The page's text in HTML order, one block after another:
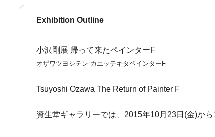
Exhibition Outline
小沢剛展 帰って来たペインターF
オザワツヨシテン カエッテキタペインターF
Tsuyoshi Ozawa The Return of Painter F
資生堂ギャラリーでは、2015年10月23日(金)か